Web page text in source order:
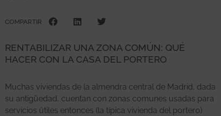
COMPARTIR
RENTABILIZAR UNA ZONA COMÚN: QUÉ
HACER CON LA CASA DEL PORTERO
Muchas viviendas de la almendra central de Madrid, dada
su antigüedad, cuentan con zonas comunes usadas para
servicios útiles entonces (la típica vivienda del portero)